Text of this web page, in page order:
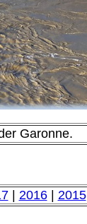
Garonne.
| 2016| 2015|